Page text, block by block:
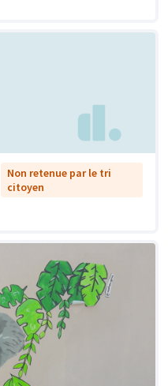
Non retenue par le tri
citoyen